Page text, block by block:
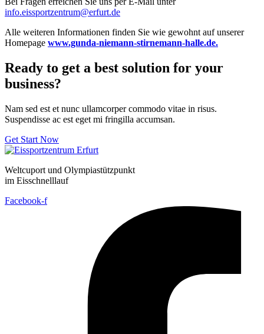
info.eissportzentrum@erfurt.de
Alle weiteren Informationen finden Sie wie gewohnt auf unserer
Homepage www.gunda-niemann-stirnemann-halle.de.
Ready to get a best solution for your
business?
Nam sed est et nunc ullamcorper commodo vitae in risus.
Suspendisse ac est eget mi fringilla accumsan.
Get Start Now
Weltcuport und Olympiastützpunkt
im Eisschnelllauf
Facebook-f